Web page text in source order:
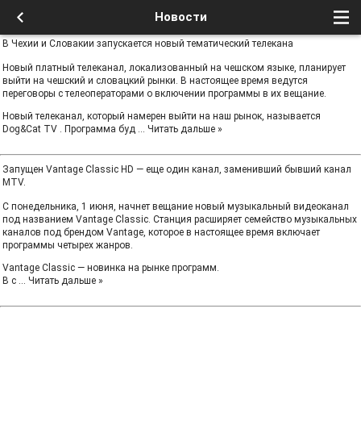
Новости
В Чехии и Словакии запускается новый тематический телекана
Новый платный телеканал, локализованный на чешском языке, планирует
выйти на чешский и словацкий рынки. В настоящее время ведутся
переговоры с телеоператорами о включении программы в их вещание.
Новый телеканал, который намерен выйти на наш рынок, называется
Dog&Cat TV . Программа буд ... Читать дальше »
Запущен Vantage Classic HD — еще один канал, заменивший бывший канал
MTV.
С понедельника, 1 июня, начнет вещание новый музыкальный видеоканал
под названием Vantage Classic. Станция расширяет семейство музыкальных
каналов под брендом Vantage, которое в настоящее время включает
программы четырех жанров.
Vantage Classic — новинка на рынке программ.
В с ... Читать дальше »